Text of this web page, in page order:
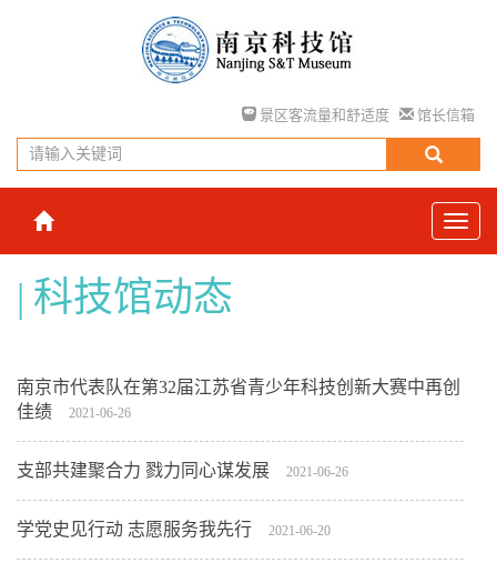
景区客流量和舒适度 馆长信箱
科技馆动态
南京市代表队在第32届江苏省青少年科技创新大赛中再创
佳绩
2021-06-26
支部共建聚合力 戮力同心谋发展 2021-06-26
学党史见行动 志愿服务我先行 2021-06-20